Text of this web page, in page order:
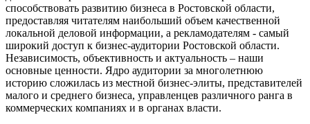
способствовать развитию бизнеса в Ростовской области,
предоставляя читателям наибольший объем качественной
локальной деловой информации, а рекламодателям - самый
широкий доступ к бизнес-аудитории Ростовской области.
Независимость, объективность и актуальность – наши
основные ценности. Ядро аудитории за многолетнюю
историю сложилась из местной бизнес-элиты, представителей
малого и среднего бизнеса, управленцев различного ранга в
коммерческих компаниях и в органах власти.